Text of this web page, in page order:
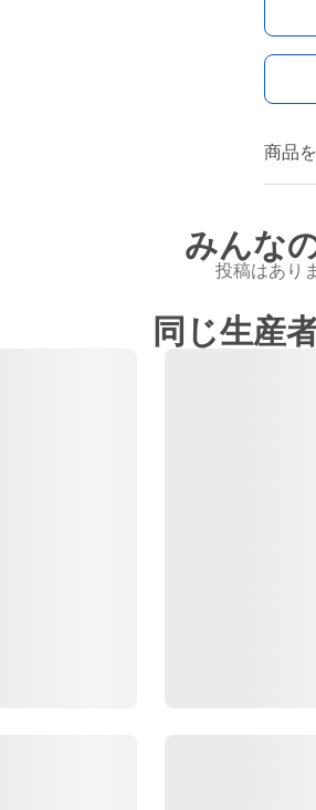
商品
みんな
投稿はあり
同じ生産